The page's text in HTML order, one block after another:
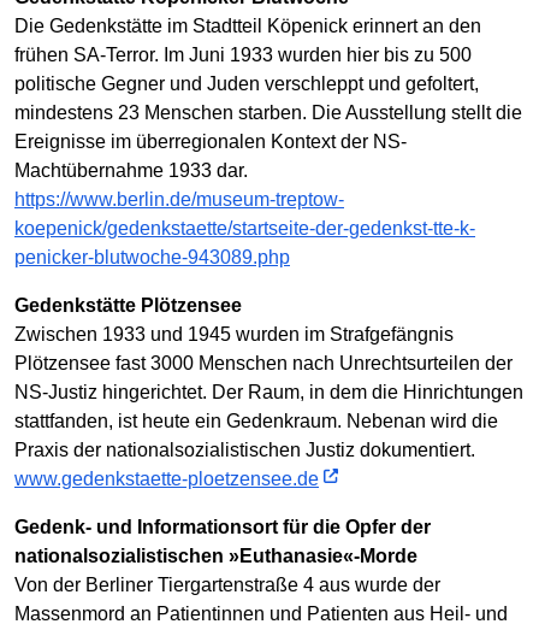
Die Gedenkstätte im Stadtteil Köpenick erinnert an den
frühen SA-Terror. Im Juni 1933 wurden hier bis zu 500
politische Gegner und Juden verschleppt und gefoltert,
mindestens 23 Menschen starben. Die Ausstellung stellt die
Ereignisse im überregionalen Kontext der NS-
Machtübernahme 1933 dar.
https://www.berlin.de/museum-treptow-
koepenick/gedenkstaette/startseite-der-gedenkst-tte-k-
penicker-blutwoche-943089.php
Gedenkstätte Plötzensee
Zwischen 1933 und 1945 wurden im Strafgefängnis
Plötzensee fast 3000 Menschen nach Unrechtsurteilen der
NS-Justiz hingerichtet. Der Raum, in dem die Hinrichtungen
stattfanden, ist heute ein Gedenkraum. Nebenan wird die
Praxis der nationalsozialistischen Justiz dokumentiert.
www.gedenkstaette-ploetzensee.de
Gedenk- und Informationsort für die Opfer der
nationalsozialistischen »Euthanasie«-Morde
Von der Berliner Tiergartenstraße 4 aus wurde der
Massenmord an Patientinnen und Patienten aus Heil- und